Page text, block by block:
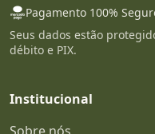
Pagamento 100%
Seus dados estão
débito e PIX.
Institucional